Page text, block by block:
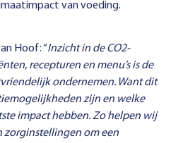
van voeding.
Hoof: “Inzicht in de CO2-
recepturen en menu’s is de
ondernemen. Want dit
zijn en welke
impact hebben. Zo helpen wij
zorginstellingen om een